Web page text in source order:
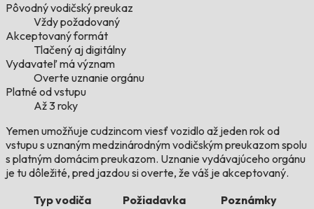
Pôvodný vodičský preukaz
Vždy požadovaný
Akceptovaný formát
Tlačený aj digitálny
Vydavateľ má význam
Overte uznanie orgánu
Platné od vstupu
Až 3 roky
Yemen umožňuje cudzincom viesť vozidlo až jeden rok od
vstupu s uznaným medzinárodným vodičským preukazom spolu
s platným domácim preukazom. Uznanie vydávajúceho orgánu
je tu dôležité, pred jazdou si overte, že váš je akceptovaný.
Typ vodiča
Požiadavka
Poznámky